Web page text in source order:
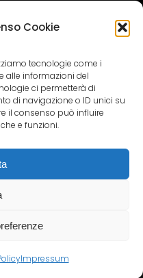
Cookie
tecnologie come i
alle informazioni del
ci permetterà di
di navigazione o ID unici su
il consenso può influire
e funzioni.
Impressum
SOCIAL
TOURISM
– P.IVA: